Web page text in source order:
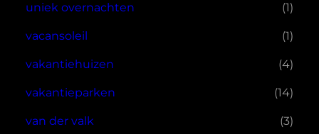
uniek overnachten (1)
vacansoleil (1)
vakantiehuizen (4)
vakantieparken (14)
van der valk (3)